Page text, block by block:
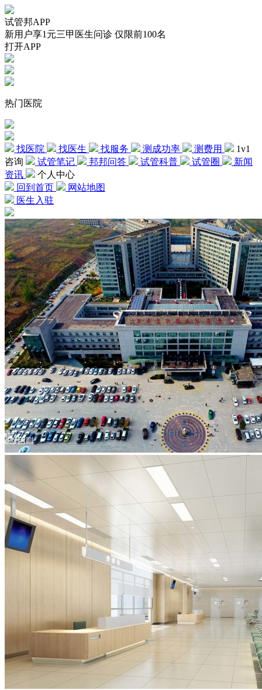
试管邦APP
新用户享1元三甲医生问诊 仅限前100名
打开APP
热门医院
找医院 找医生 找服务 测成功率 测费用
1v1
咨询
试管笔记 邦邦问答 试管科普 试管圈
新闻
资讯
个人中心
回到首页
网站地图
医生入驻